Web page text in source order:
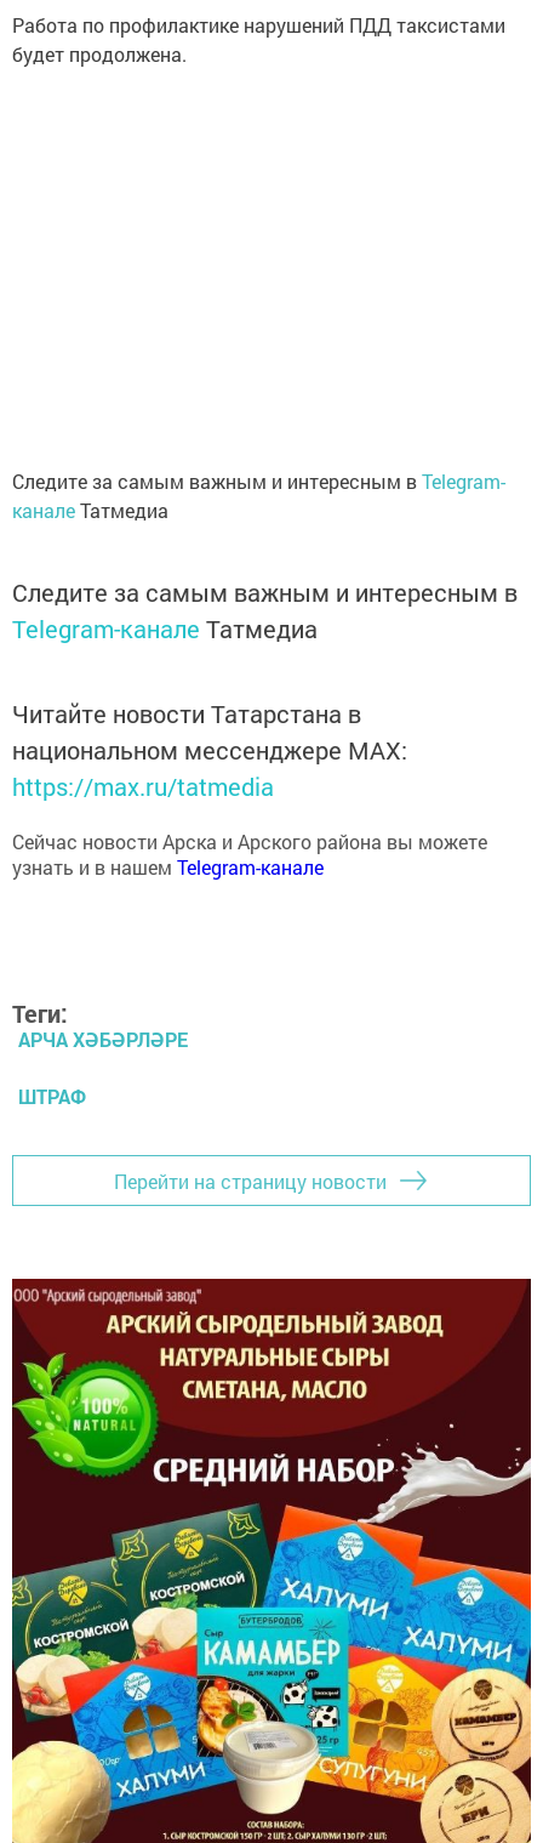
Работа по профилактике нарушений ПДД таксистами
будет продолжена.
Следите за самым важным и интересным в Telegram-
каналеТатмедиа
Следите за самым важным и интересным в
Telegram-канале Татмедиа
Читайте новости Татарстана в
национальном мессенджере MАХ:
https://max.ru/tatmedia
Сейчас новости Арска и Арского района вы можете
узнать и в нашемTelegram-канале
Теги:
АРЧА ХӘБӘРЛӘРЕ
ШТРАФ
Перейти на страницу новости